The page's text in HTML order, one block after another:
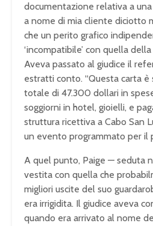
documentazione relativa a una
a nome di mia cliente diciotto
che un perito grafico
‘incompatibile’ con quella
Aveva passato al giudice il
estratti conto. “Questa carta è
totale di 47.300 dollari in
soggiorni in hotel, gioielli, e
struttura ricettiva a Cabo San
un evento programmato per il
A quel punto, Paige — seduta
vestita con quella che
migliori uscite del suo
era irrigidita. Il giudice aveva
quando era arrivato al nome